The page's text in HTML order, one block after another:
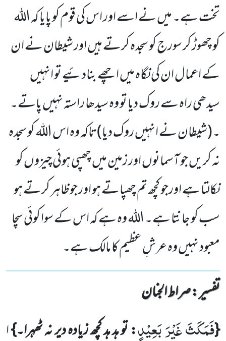
تخت ہے۔ میں نے اسے اور اس کی قوم کو پایا کہ اللہ
کو چھوڑ کر سورج کو سجدہ کرتے ہیں اور شیطان نے ان
کے اعمال ان کی نگاہ میں اچھے بنادئیے تو انہیں
سیدھی راہ سے روک دیا تو وہ سیدھا راستہ نہیں پاتے۔
۔(شیطان نے انہیں روک دیا)تاکہ وہ اس اللہ کو سجدہ
نہ کریں جو آسمانوں اور زمین میں چھپی ہوئی چیزوں کو
نکالتا ہے اورجو کچھ تم چھپاتے ہو اور جوظاہر کرتے ہو
سب کو جانتا ہے۔ اللہ وہ ہے کہ اس کے سوا کوئی سچا
معبود نہیں وہ عرشِ عظیم کا مالک ہے۔
تفسیر : ‎صراط الجنان
{فَمَكَثَ غَیْرَ بَعِیْدٍ: تو ہد ہد کچھ زیادہ دیر نہ ٹھہرا۔}ا